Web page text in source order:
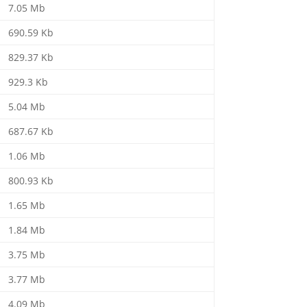
7.05 Mb
690.59 Kb
829.37 Kb
929.3 Kb
5.04 Mb
687.67 Kb
1.06 Mb
800.93 Kb
1.65 Mb
1.84 Mb
3.75 Mb
3.77 Mb
4.09 Mb